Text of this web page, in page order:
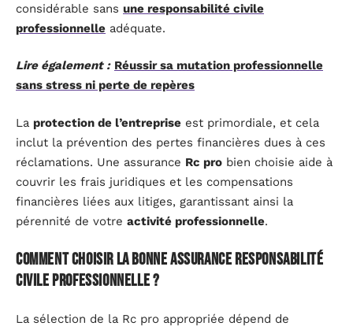
considérable sans une responsabilité civile
professionnelle adéquate.
Lire également : Réussir sa mutation professionnelle
sans stress ni perte de repères
La protection de l’entreprise est primordiale, et cela
inclut la prévention des pertes financières dues à ces
réclamations. Une assurance Rc pro bien choisie aide à
couvrir les frais juridiques et les compensations
financières liées aux litiges, garantissant ainsi la
pérennité de votre activité professionnelle.
Comment choisir la bonne assurance responsabilité
civile professionnelle ?
La sélection de la Rc pro appropriée dépend de